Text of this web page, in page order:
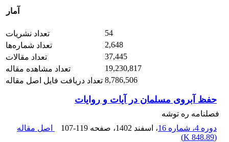
آمار
تعداد نشریات
54
تعداد شماره‌ها
2,648
تعداد مقالات
37,445
تعداد مشاهده مقاله
19,230,817
تعداد دریافت فایل اصل مقاله 8,786,506
حفظ آبروی مسلمان در آیات و روایات
فصلنامه ره توشه
دوره 4، شماره 16
، اسفند 1402 ، صفحه 107-119
اصل مقاله
(
848.89 K
)